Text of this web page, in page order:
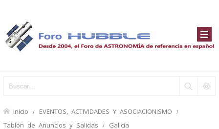
Inicio EVENTOS, ACTIVIDADES Y ASOCIACIONISMO
Tablón de Anuncios y Salidas Galicia